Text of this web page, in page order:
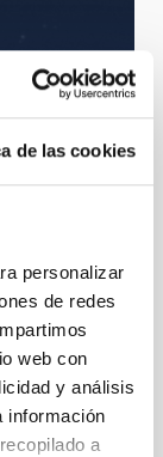
de las cookies
personalizar
de redes
web con
y análisis
información
a